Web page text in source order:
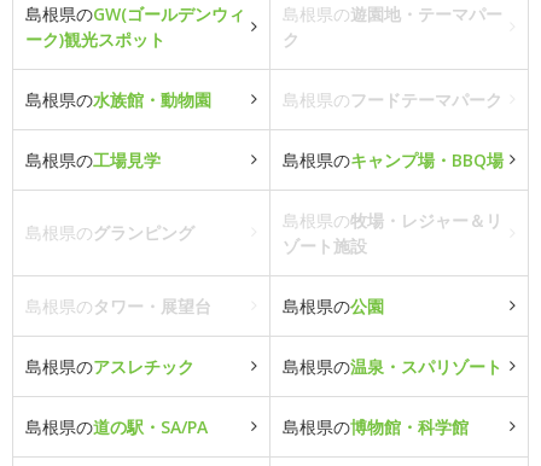
島根県のGW(ゴールデンウィ
ーク)観光スポット
島根県の遊園地・テーマパー
ク
島根県の水族館・動物園 島根県のフードテーマパーク
島根県の工場見学 島根県のキャンプ場・BBQ場
島根県のグランピング
島根県の牧場・レジャー＆リ
ゾート施設
島根県のタワー・展望台 島根県の公園
島根県のアスレチック 島根県の温泉・スパリゾート
島根県の道の駅・SA/PA 島根県の博物館・科学館